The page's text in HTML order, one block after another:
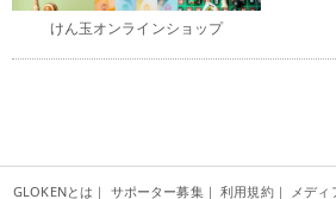
けん玉オンラインショップ
GLOKENとは ｜ サポーター募集｜ 利用規約｜ メディ